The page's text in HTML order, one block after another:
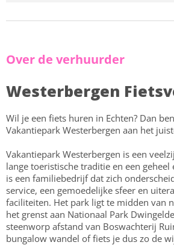
Over de verhuurder
Westerbergen
Wil je een fiets huren in Echten? Dan
Vakantiepark Westerbergen aan het
Vakantiepark Westerbergen is een
lange toeristische traditie en een geheel
is een familiebedrijf dat zich
service, een gemoedelijke sfeer en
faciliteiten. Het park ligt te midden van
het grenst aan Nationaal Park
steenworp afstand van Boswachterij
bungalow wandel of fiets je dus zo de